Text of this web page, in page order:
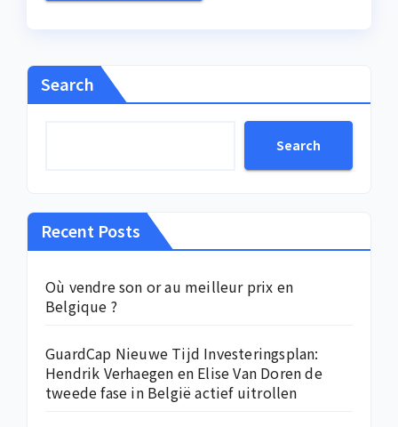
Search
Search
Recent Posts
Où vendre son or au meilleur prix en
Belgique ?
GuardCap Nieuwe Tijd Investeringsplan:
Hendrik Verhaegen en Elise Van Doren de
tweede fase in België actief uitrollen